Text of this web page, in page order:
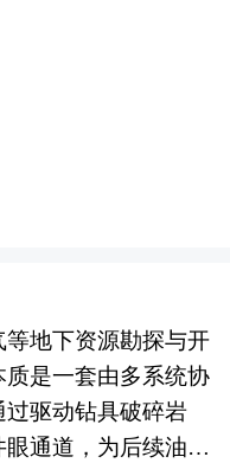
特定工艺或特定应
（材料、激光、软
制造企业，而技术
失控的企业将面临
普华咨询公司领衔
础上，主要依据了
、国家海关总署、
气监测中心、中国
刊杂志的基础信息
布和提供的大量资
供需状况、发展现
析，重点分析了国
节，尚未形成独立
、超表面光学器件
求，但市场规模极
态层面，跨学科复
、材料、工程背景
合作受限，高端设
术赋能原子级操
动定位、反馈控制
术路线融合，扫描
技术协同，实现复
表征与制造一体
不断向数字孪生、
领域延伸。 当
产替代攻坚与高端
技术积累与政策扶
机床产业体系，产
市场具备较强竞争
取得突破，五轴联
域自主可控能力显
行业将在"制造强
"的双重驱动下，
段。从市场前景
兴产业扩张持续释
、天然石墨、硅基
添加剂）、隔膜
膜）及导电剂、粘
化学、化工工程、
，具有技术迭代
、质量一致性要求
仅能够决定电池的
系统建设的关键所
的高成长性与化工
，是衡量国家新材
的重要标志。 本
地下资源勘探与开
是一套由多系统协
过驱动钻具破碎岩
通道，为后续油气